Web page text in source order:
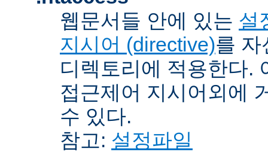
웹문서들 안에 있는 설
지시어 (directive)를 자
디렉토리에 적용한다.
접근제어 지시어외에
수 있다.
참고: 설정파일